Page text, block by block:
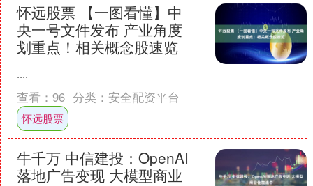
怀远股票 【一图看懂】中
央一号文件发布 产业角度
划重点！相关概念股速览
....
查看： 96 分类： 安全配资平台
怀远股票
牛千万 中信建投：OpenAI
落地广告变现 大模型商业